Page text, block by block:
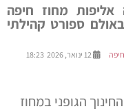
נערכה אליפות מחוז חיפה
ספורט קהילתי
הגופני במחוז